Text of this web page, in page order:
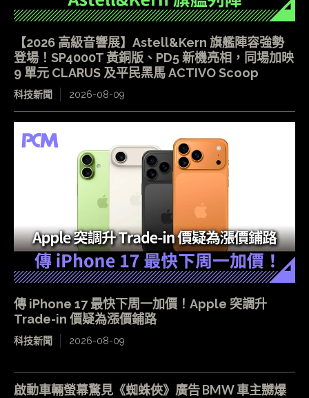
【2026 高級音響展】Astell&Kern 旗艦陣容強勢
登場！SP4000T 黃銅版、PD5 新機亮相，同場加映
9 單元 CLARUS 及平民黑馬 ACTIVO Scoop
科技新聞 2026-08-09
傳 iPhone 17 最快下周一加價！Apple 突調升
Trade-in 價疑為漲價鋪路
科技新聞 2026-08-09
啟動車輛螢幕驚見《蜘蛛俠》廣告 BMW 車主嬲爆